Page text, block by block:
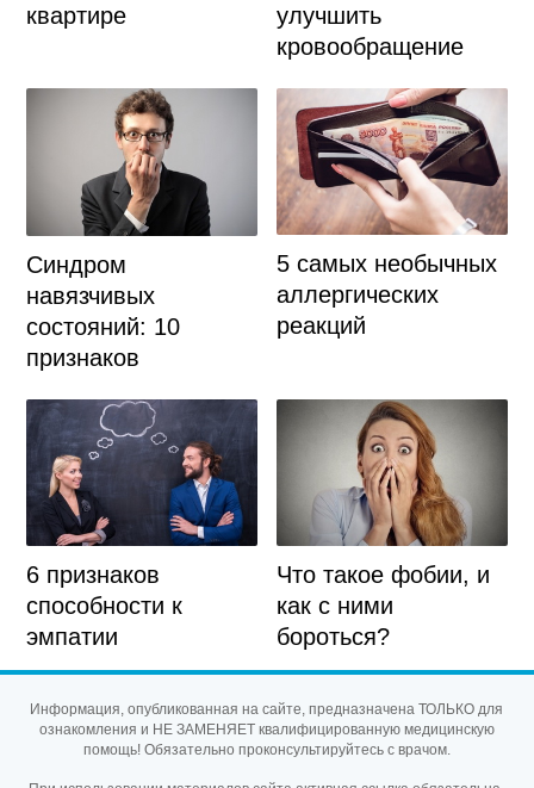
квартире
улучшить
кровообращение
Синдром
навязчивых
состояний: 10
признаков
5 самых необычных
аллергических
реакций
6 признаков
способности к
эмпатии
Что такое фобии, и
как с ними
бороться?
Информация, опубликованная на сайте, предназначена ТОЛЬКО для
ознакомления и НЕ ЗАМЕНЯЕТ квалифицированную медицинскую
помощь! Обязательно проконсультируйтесь с врачом.